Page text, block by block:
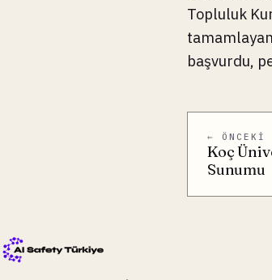
Topluluk
başvurdu,
← ÖNCEKI
Koç
Sunumu